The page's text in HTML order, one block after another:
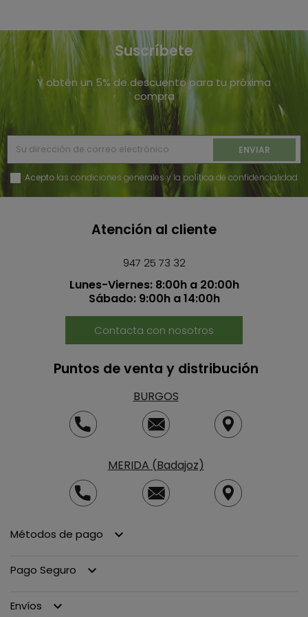
Suscríbete
Y obtén un 5% de descuento para tu próxima
compra
Acepto las condiciones generales y la política de confidencialidad
Atención al cliente
947 25 73 32
Lunes-Viernes: 8:00h a 20:00h
Sábado: 9:00h a 14:00h
Contacta con nosotros
Puntos de venta y distribución
BURGOS
MERIDA (Badajoz)
Métodos de pago keyboard_arrow_down
Pago Seguro keyboard_arrow_down
Envíos keyboard_arrow_down